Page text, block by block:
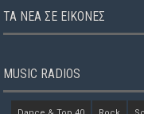
ΤΑ ΝΈΑ ΣΕ ΕΙΚΌΝΕΣ
MUSIC RADIOS